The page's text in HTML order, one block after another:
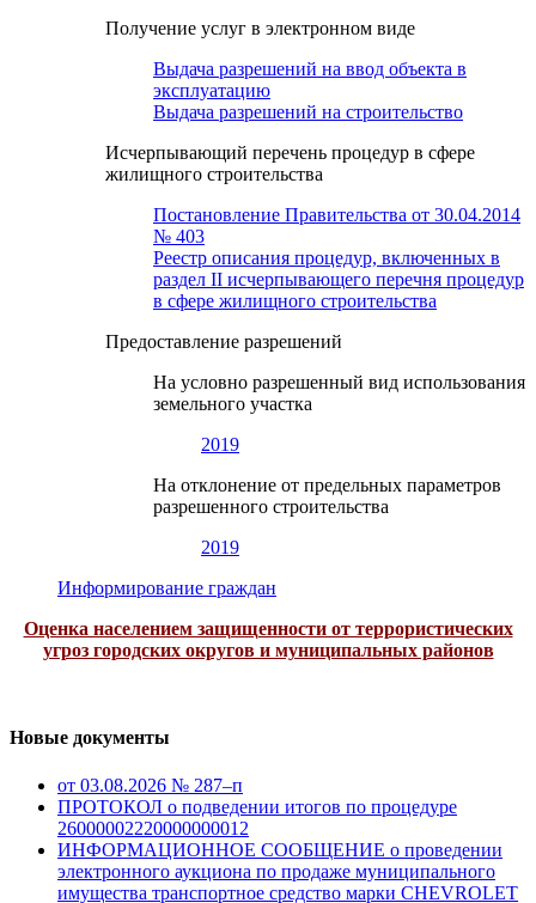
Получение услуг в электронном виде
Выдача разрешений на ввод объекта в
эксплуатацию
Выдача разрешений на строительство
Исчерпывающий перечень процедур в сфере
жилищного строительства
Постановление Правительства от 30.04.2014
№ 403
Реестр описания процедур, включенных в
раздел II исчерпывающего перечня процедур
в сфере жилищного строительства
Предоставление разрешений
На условно разрешенный вид использования
земельного участка
2019
На отклонение от предельных параметров
разрешенного строительства
2019
Информирование граждан
Оценка населением защищенности от террористических
угроз городских округов и муниципальных районов
Новые документы
от 03.08.2026 № 287–п
ПРОТОКОЛ о подведении итогов по процедуре
26000002220000000012
ИНФОРМАЦИОННОЕ СООБЩЕНИЕ о проведении
электронного аукциона по продаже муниципального
имущества транспортное средство марки CHEVROLET